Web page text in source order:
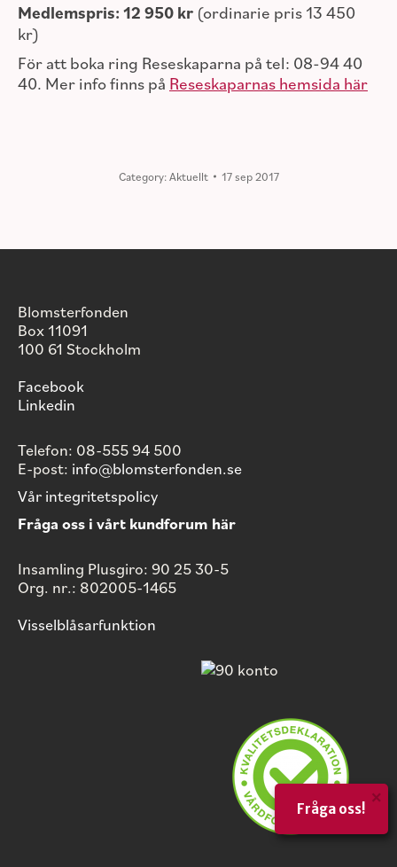
Medlemspris: 12 950 kr (ordinarie pris 13 450
kr)
För att boka ring Reseskaparna på tel: 08-94 40
40. Mer info finns på Reseskaparnas hemsida här
Category:Aktuellt 17 sep 2017
Blomsterfonden
Box 11091
100 61 Stockholm
Facebook
Linkedin
Telefon: 08-555 94 500
E-post: info@blomsterfonden.se
Vår integritetspolicy
Fråga oss i vårt kundforum här
Insamling Plusgiro: 90 25 30-5
Org. nr.: 802005-1465
Visselblåsarfunktion
Fråga oss!
×